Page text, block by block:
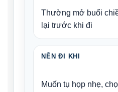
Thường mở buổi
lại trước khi đi
NÊN ĐI KHI
Muốn tụ họp nhẹ,